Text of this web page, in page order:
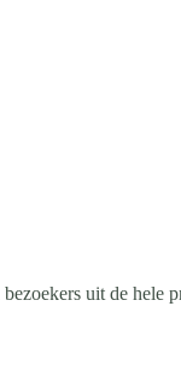
uit de hele